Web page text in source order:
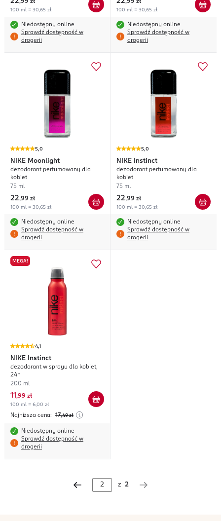
,99 zł
100 ml = 30,65 zł
Niedostępny online
Sprawdź dostępność w
drogerii
,99 zł
100 ml = 30,65 zł
Niedostępny online
Sprawdź dostępność w
drogerii
5,0
NIKE Moonlight
dezodorant perfumowany dla
kobiet
75 ml
22,99 zł
100 ml = 30,65 zł
Niedostępny online
Sprawdź dostępność w
drogerii
5,0
NIKE Instinct
dezodorant perfumowany dla
kobiet
75 ml
22,99 zł
100 ml = 30,65 zł
Niedostępny online
Sprawdź dostępność w
drogerii
MEGA!
4,1
NIKE Instinct
dezodorant w sprayu dla kobiet,
24h
200 ml
11 ,99 zł
100 ml = 6,00 zł
Najniższa cena: 17,49 zł
Niedostępny online
Sprawdź dostępność w
drogerii
z 2